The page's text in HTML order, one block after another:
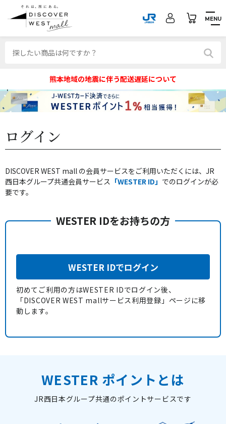
MENU
熊本地域の地震に伴う配送遅延について
ログイン
DISCOVER WEST mall の会員サービスをご利用いただくには、JR
西日本グループ共通会員サービス 「WESTER ID」 でのログインが必
要です。
WESTER IDをお持ちの方
WESTER IDでログイン
初めてご利用の方はWESTER IDでログイン後、
「DISCOVER WEST mallサービス利用登録」ページに移
動します。
WESTER ポイントとは
JR西日本グループ共通のポイントサービスです